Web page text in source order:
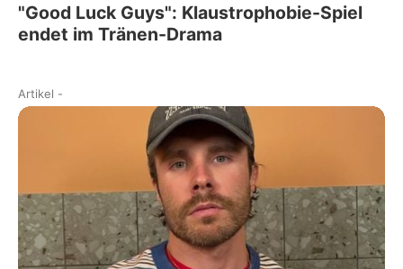
"Good Luck Guys": Klaustrophobie-Spiel
endet im Tränen-Drama
Artikel -